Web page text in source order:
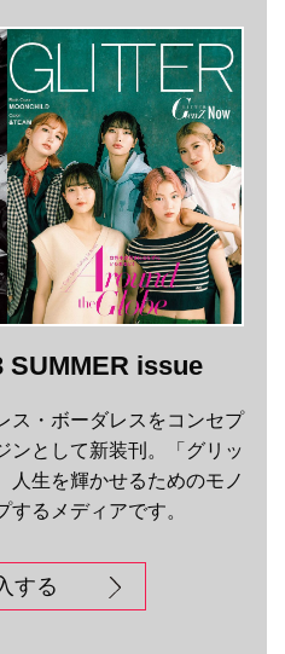
SUMMER issue
ス・ボーダレスをコンセプ
ンとして新装刊。「グリッ
人生を輝かせるためのモノ
するメディアです。
する